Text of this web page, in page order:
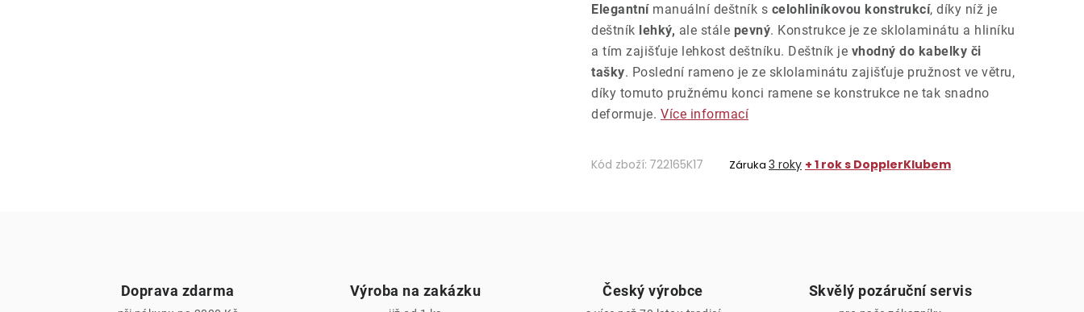
Elegantnímanuální deštník s celohliníkovou konstrukcí, díky níž je
deštník lehký, ale stále pevný. Konstrukce je ze sklolaminátu a hliníku
a tím zajišťuje lehkost deštníku. Deštník je vhodný do kabelky či
tašky. Poslední rameno je ze sklolaminátu zajišťuje pružnost ve větru,
díky tomuto pružnému konci ramene se konstrukce ne tak snadno
deformuje. Více informací
Kód zboží: 722165K17 Záruka 3 roky + 1 rok s DopplerKlubem
Doprava zdarma Výroba na zakázku Český výrobce Skvělý pozáruční servis